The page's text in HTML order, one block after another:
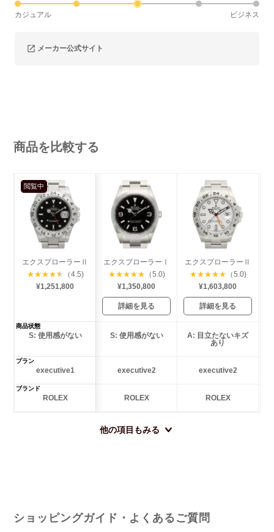
カジュアル ビジネス
メーカー公式サイト
商品を比較する
閲覧中
エクスプローラーⅡ
★★★★★
（4.5)
¥1,251,800
エクスプローラーⅠ
★★★★★ （5.0)
¥1,350,800
詳細を見る
エクスプローラーⅡ
★★★★★ （5.0)
¥1,603,800
詳細を見る
商品状態
S: 使用感がない S: 使用感がない
A: 目立たないキズ
あり
プラン
executive1 executive2 executive2
ブランド
ROLEX ROLEX ROLEX
他の項目もみる
ショッピングガイド・よくあるご質問